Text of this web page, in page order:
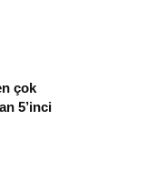
çok
5’inci